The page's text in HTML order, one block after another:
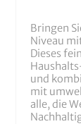
Bringen
Niveau
Dieses
und
mit
alle, die